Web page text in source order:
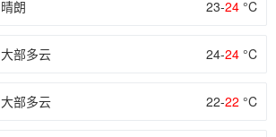
晴朗 23-24 °C
大部多云 24-24 °C
大部多云 22-22 °C